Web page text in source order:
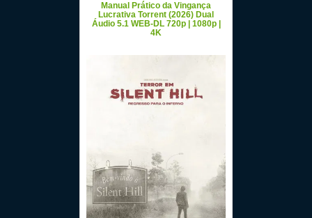
Manual Prático da Vingança
Lucrativa Torrent (2026) Dual
Áudio 5.1 WEB-DL 720p | 1080p |
4K